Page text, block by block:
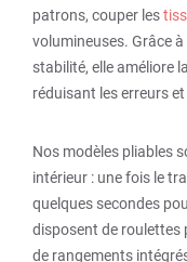
patrons, couper les
volumineuses. Grâce
stabilité, elle améliore
réduisant les erreurs
Nos modèles pliables
intérieur : une fois le
quelques secondes
disposent de roulettes
de rangements